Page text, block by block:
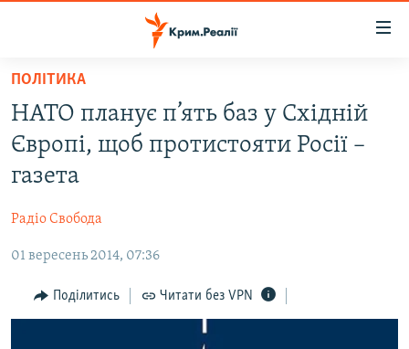
Перейти
основного
матеріалу
Перейти
до
основної
Перейти
пошуку
ВІДЕО ТА ФОТО
БЛОГИ
ПОГЛЯД
ІНТЕРВ'Ю
ПОЛІТИКА
НАТО планує п’ять баз у Східній
Європі, щоб протистояти Росії –
газета
Радіо Свобода
01 вересень 2014, 07:36
Поділитись Читати без VPN